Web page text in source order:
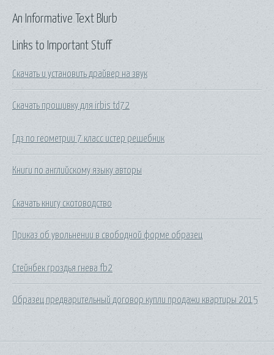
Links to Important Stuff
Скачать и установить драйвер на звук
Скачать прошивку для irbis td72
Гдз по геометрии 7 класс истер решебник
Книги по английскому языку авторы
Скачать книгу скотоводство
Приказ об увольнении в свободной форме образец
Стейнбек гроздья гнева fb2
Образец предварительный договор купли продажи квартиры 2015
An Informative Text Blurb